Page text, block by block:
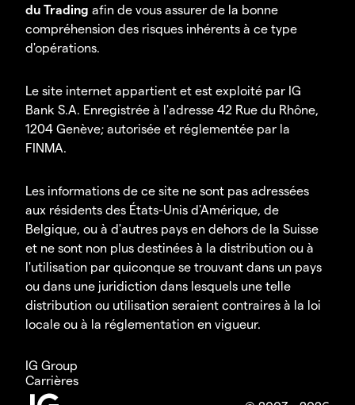
du Trading afin de vous assurer de la bonne
compréhension des risques inhérents à ce type
d'opérations.
Le site internet appartient et est exploité par IG
Bank S.A. Enregistrée à l'adresse 42 Rue du Rhône,
1204 Genève; autorisée et réglementée par la
FINMA.
Les informations de ce site ne sont pas adressées
aux résidents des États-Unis d'Amérique, de
Belgique, ou à d'autres pays en dehors de la Suisse
et ne sont non plus destinées à la distribution ou à
l'utilisation par quiconque se trouvant dans un pays
ou dans une juridiction dans lesquels une telle
distribution ou utilisation seraient contraires à la loi
locale ou à la réglementation en vigueur.
IG Group
Carrières